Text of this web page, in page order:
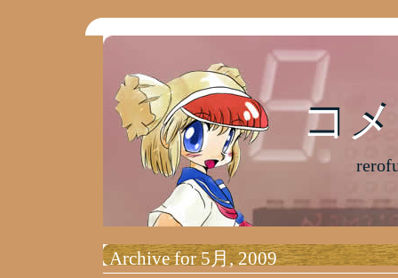
コ
コ
Archive for 5月, 2009